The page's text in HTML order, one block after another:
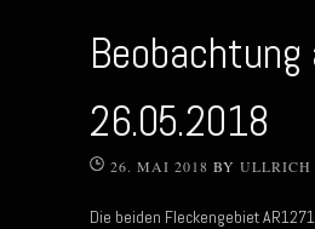
Beobachtung
26.05.2018
26. MAI 2018 BY ULLRICH
Die beiden Fleckengebiet